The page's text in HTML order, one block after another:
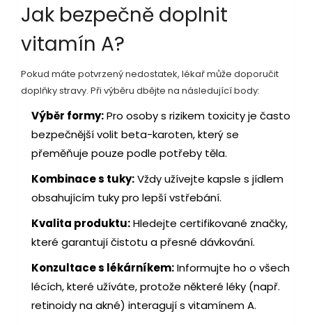
Jak bezpečně doplnit
vitamín A?
Pokud máte potvrzený nedostatek, lékař může doporučit
doplňky stravy. Při výběru dbějte na následující body:
Výběr formy:Pro osoby s rizikem toxicity je často
bezpečnější volit beta-karoten, který se
přeměňuje pouze podle potřeby těla.
Kombinace s tuky:Vždy užívejte kapsle s jídlem
obsahujícím tuky pro lepší vstřebání.
Kvalita produktu:Hledejte certifikované značky,
které garantují čistotu a přesné dávkování.
Konzultace s lékárníkem:Informujte ho o všech
lécích, které užíváte, protože některé léky (např.
retinoidy na akné) interagují s vitamínem A.